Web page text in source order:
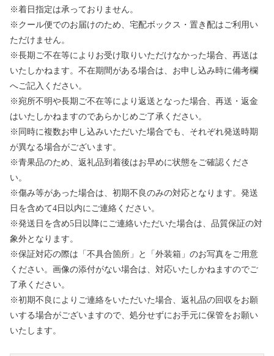
※着日指定は承っておりません。
※クール便でのお届けのため、宅配ボックス・置き配はご利用い
ただけません。
※長期ご不在等によりお受け取りいただけなかった場合、再送は
いたしかねます。不在期間がある場合は、お申し込み時に備考欄
へご記入ください。
※宛所不明や長期ご不在等により返送となった場合、再送・返金
はいたしかねますのであらかじめご了承ください。
※同時に複数お申し込みいただいた場合でも、それぞれ発送時期
が異なる場合がございます。
※青果品のため、返礼品到着後はお早めに状態をご確認くださ
い。
※傷み等があった場合は、初期不良のみの対応となります。発送
日を含めて4日以内にご連絡ください。
※発送日を含め5日以降にご連絡いただいた場合は、品質保証の対
象外となります。
※保証対応の際は「不具合箇所」と「外装箱」のお写真をご用意
ください。画像の添付がない場合は、対応いたしかねますのでご
了承ください。
※初期不良によりご連絡をいただいた場合、返礼品の回収をお願
いする場合がございますので、処分せずにお手元に保管をお願い
いたします。